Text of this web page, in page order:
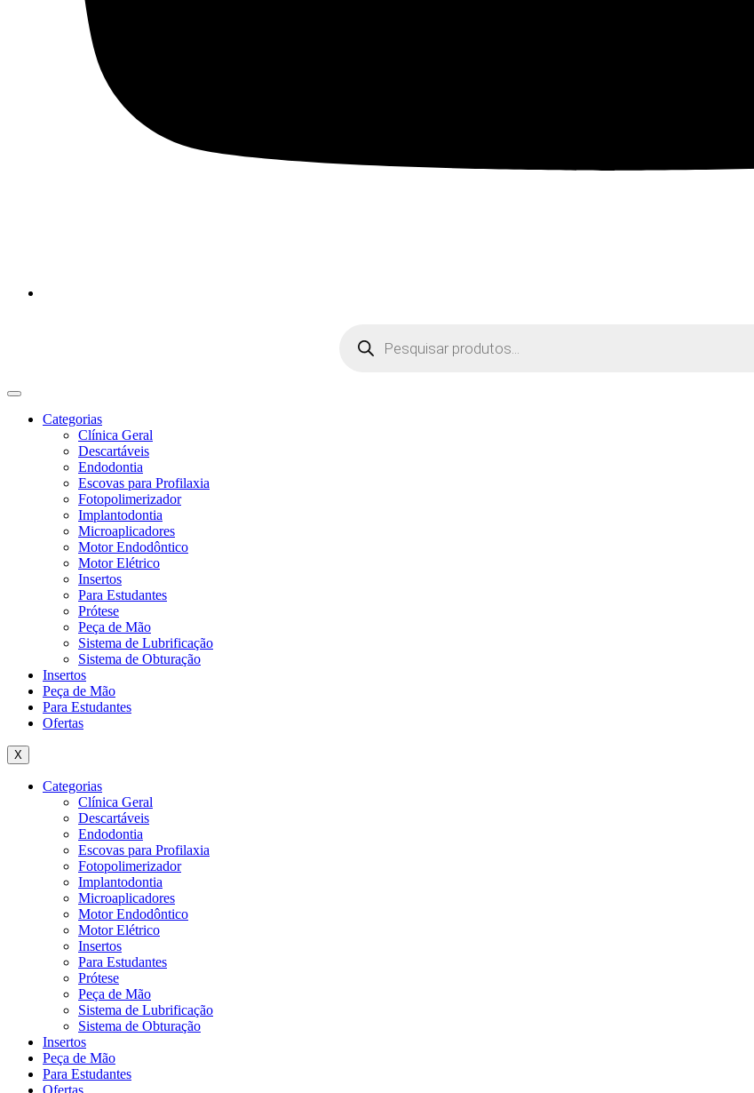
produtos
Categorias
Clínica Geral
Descartáveis
Endodontia
Escovas para Profilaxia
Fotopolimerizador
Implantodontia
Microaplicadores
Motor Endodôntico
Motor Elétrico
Insertos
Para Estudantes
Prótese
Peça de Mão
Sistema de Lubrificação
Sistema de Obturação
Insertos
Peça de Mão
Para Estudantes
Ofertas
X
Categorias
Clínica Geral
Descartáveis
Endodontia
Escovas para Profilaxia
Fotopolimerizador
Implantodontia
Microaplicadores
Motor Endodôntico
Motor Elétrico
Insertos
Para Estudantes
Prótese
Peça de Mão
Sistema de Lubrificação
Sistema de Obturação
Insertos
Peça de Mão
Para Estudantes
Ofertas